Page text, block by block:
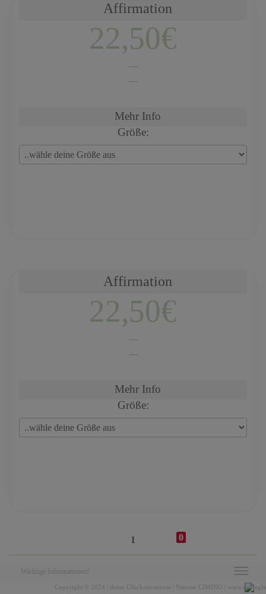
0
Affirmation
22,50€
---
---
Mehr Info
Größe:
Affirmation
22,50€
---
---
Mehr Info
Größe:
1
Wichtige Informationen!
Copyright © 2024 | deine Glücksmomente | Simone CIMINO |